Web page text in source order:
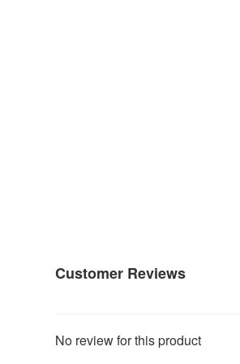
Customer Reviews
No review for this product